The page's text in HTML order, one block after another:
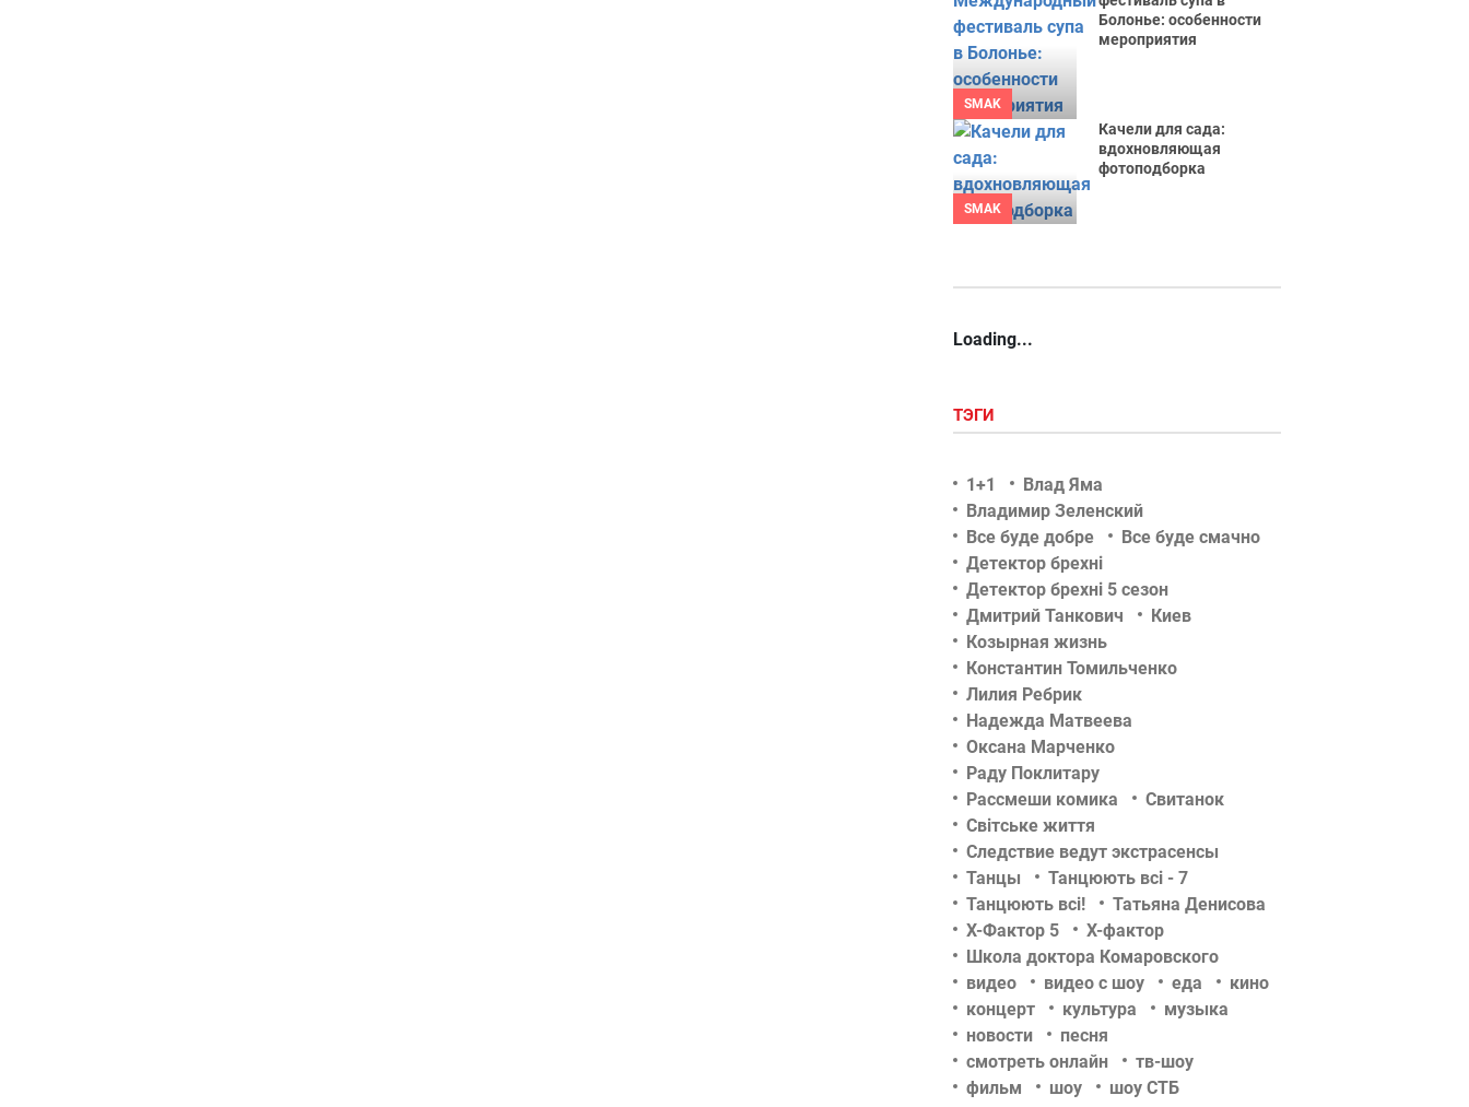
SMAK
Болонье: особенности
мероприятия
SMAK
Качели для сада:
вдохновляющая
фотоподборка
Loading...
ТЭГИ
1+1
Влад Яма
Владимир Зеленский
Все буде добре
Все буде смачно
Детектор брехні
Детектор брехні 5 сезон
Дмитрий Танкович
Киев
Козырная жизнь
Константин Томильченко
Лилия Ребрик
Надежда Матвеева
Оксана Марченко
Раду Поклитару
Рассмеши комика
Свитанок
Світське життя
Следствие ведут экстрасенсы
Танцы
Танцюють всі - 7
Танцюють всі!
Татьяна Денисова
Х-Фактор 5
Х-фактор
Школа доктора Комаровского
видео
видео с шоу еда
кино
концерт
культура
музыка
новости
песня
смотреть онлайн
тв-шоу
фильм
шоу шоу СТБ